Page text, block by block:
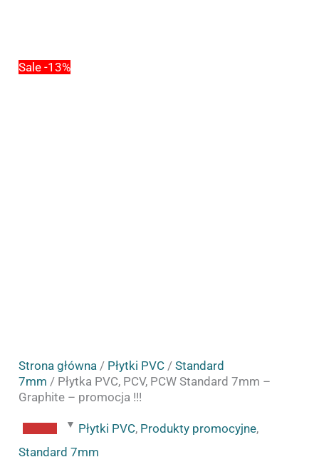
Sale -13%
Strona główna / Płytki PVC /Standard
7mm / Płytka PVC, PCV, PCW Standard 7mm –
Graphite – promocja !!!
Płytki PVC, Produkty promocyjne,
Standard 7mm
40.00zł.
PCV,
PCW